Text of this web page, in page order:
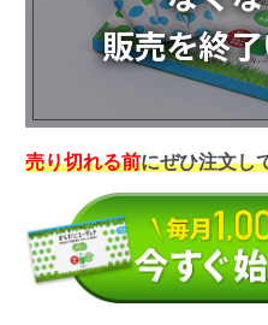
売り切れる前にぜひ注文し